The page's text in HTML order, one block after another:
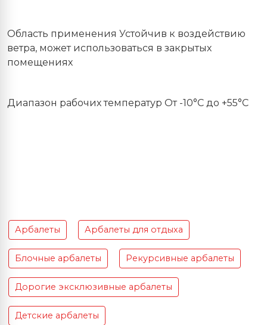
Область применения Устойчив к воздействию
ветра, может использоваться в закрытых
помещениях
Диапазон рабочих температур От -10°С до +55°С
Арбалеты Арбалеты для отдыха
Блочные арбалеты Рекурсивные арбалеты
Дорогие эксклюзивные арбалеты
Детские арбалеты